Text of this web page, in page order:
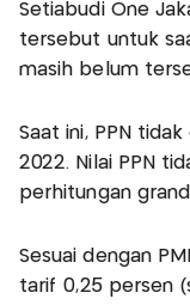
Setiabudi One
tersebut untuk
masih belum
Saat ini, PPN
2022. Nilai PPN
perhitungan
Sesuai dengan
tarif 0,25 persen